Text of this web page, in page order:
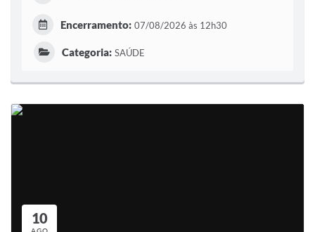
Encerramento: 07/08/2026 às 12h30
Categoria: SAÚDE
10